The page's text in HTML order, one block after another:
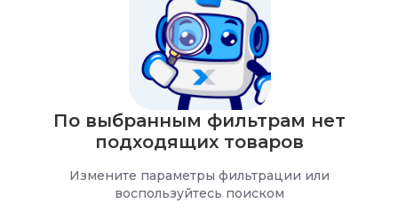
По выбранным фильтрам нет
подходящих товаров
Измените параметры фильтрации или
воспользуйтесь поиском